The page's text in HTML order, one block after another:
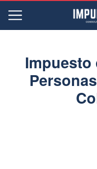
Impuesto